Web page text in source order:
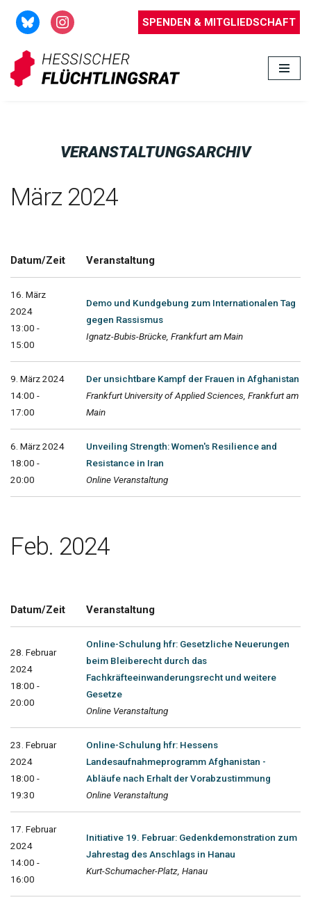
Zum
Inhalt
springen
SPENDEN & MITGLIEDSCHAFT
VERANSTALTUNGSARCHIV
März 2024
Datum/Zeit Veranstaltung
16. März
2024
13:00 -
15:00
Demo und Kundgebung zum Internationalen Tag
gegen Rassismus
Ignatz-Bubis-Brücke, Frankfurt am Main
9. März 2024
14:00 -
17:00
Der unsichtbare Kampf der Frauen in Afghanistan
Frankfurt University of Applied Sciences, Frankfurt am
Main
6. März 2024
18:00 -
20:00
Unveiling Strength: Women's Resilience and
Resistance in Iran
Online Veranstaltung
Feb. 2024
Datum/Zeit Veranstaltung
28. Februar
2024
18:00 -
20:00
Online-Schulung hfr: Gesetzliche Neuerungen
beim Bleiberecht durch das
Fachkräfteeinwanderungsrecht und weitere
Gesetze
Online Veranstaltung
23. Februar
2024
18:00 -
19:30
Online-Schulung hfr: Hessens
Landesaufnahmeprogramm Afghanistan -
Abläufe nach Erhalt der Vorabzustimmung
Online Veranstaltung
17. Februar
2024
14:00 -
16:00
Initiative 19. Februar: Gedenkdemonstration zum
Jahrestag des Anschlags in Hanau
Kurt-Schumacher-Platz, Hanau